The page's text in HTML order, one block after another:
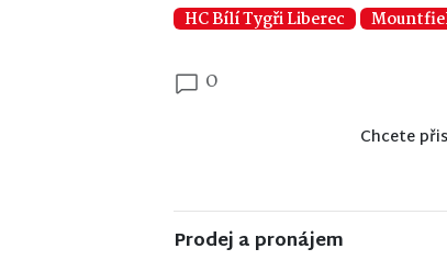
HC Bílí Tygři Liberec
0
Chcete
Prodej a pronájem